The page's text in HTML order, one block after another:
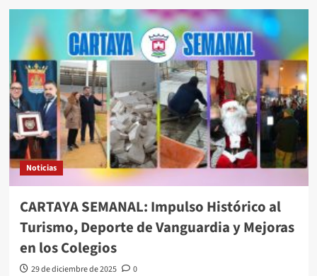
Noticias
CARTAYA SEMANAL: Impulso Histórico al
Turismo, Deporte de Vanguardia y Mejoras
en los Colegios
29 de diciembre de 2025
0